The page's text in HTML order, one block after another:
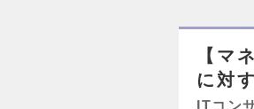
【マ
に対